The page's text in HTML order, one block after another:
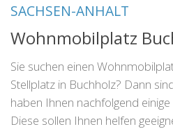
SACHSEN-ANHALT
Wohnmobilplatz
Sie suchen einen
Stellplatz in Buchholz? Dann
haben Ihnen nachfolgend
Diese sollen Ihnen helfen